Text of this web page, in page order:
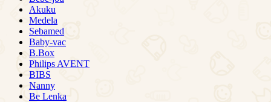
Akuku
Medela
Sebamed
Baby-vac
B.Box
Philips AVENT
BIBS
Nanny
Be Lenka